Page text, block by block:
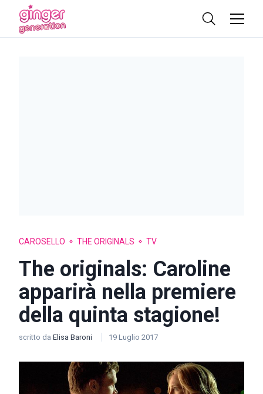
CAROSELLO THE ORIGINALS TV
The originals: Caroline
apparirà nella premiere
della quinta stagione!
scritto da Elisa Baroni 19 Luglio 2017